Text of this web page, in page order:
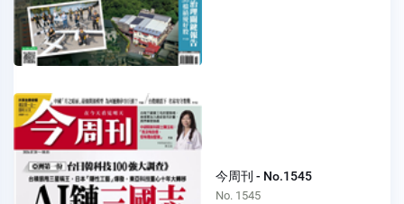
今周刊 - No.1545
No. 1545